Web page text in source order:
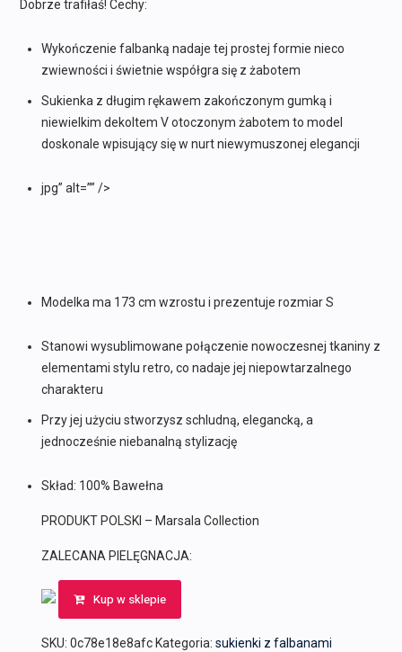
Dobrze trafiłaś! Cechy:
Wykończenie falbanką nadaje tej prostej formie nieco
zwiewności i świetnie współgra się z żabotem
Sukienka z długim rękawem zakończonym gumką i
niewielkim dekoltem V otoczonym żabotem to model
doskonale wpisujący się w nurt niewymuszonej elegancji
jpg” alt=”” />
Modelka ma 173 cm wzrostu i prezentuje rozmiar S
Stanowi wysublimowane połączenie nowoczesnej tkaniny z
elementami stylu retro, co nadaje jej niepowtarzalnego
charakteru
Przy jej użyciu stworzysz schludną, elegancką, a
jednocześnie niebanalną stylizację
Skład: 100% Bawełna
PRODUKT POLSKI – Marsala Collection
ZALECANA PIELĘGNACJA:
Kup w sklepie
SKU: 0c78e18e8afc Kategoria: sukienki z falbanami